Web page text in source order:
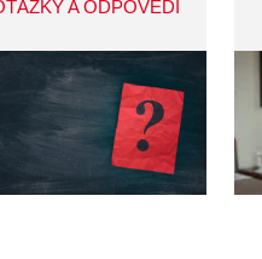
A ODPOVĚDI